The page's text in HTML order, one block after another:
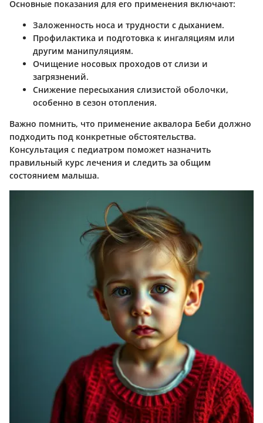
Основные показания для его применения включают:
Заложенность носа и трудности с дыханием.
Профилактика и подготовка к ингаляциям или
другим манипуляциям.
Очищение носовых проходов от слизи и
загрязнений.
Снижение пересыхания слизистой оболочки,
особенно в сезон отопления.
Важно помнить, что применение аквалора Беби должно
подходить под конкретные обстоятельства.
Консультация с педиатром поможет назначить
правильный курс лечения и следить за общим
состоянием малыша.